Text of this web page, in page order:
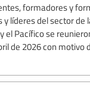
formadores y
líderes del sector de
el Pacífico se
de 2026 con motivo